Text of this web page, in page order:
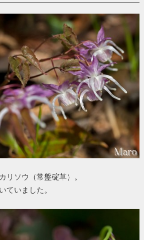
リソウ（常盤碇草）。
ていました。